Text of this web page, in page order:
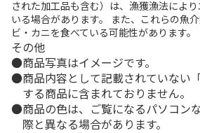
された加工品も含む）は、漁獲漁法によ
いる場合があります。 また、これらの魚
ビ・カニを食べている可能性があります。
その他
商品写真はイメージです。
商品内容として記載されていない
する商品に含まれておりません。
商品の色は、ご覧になるパソコン
際と異なる場合があります。